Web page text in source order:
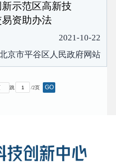
示范区高新技
资助办法
2021-10-22
京市平谷区人民政府网站
跳 /2页 GO